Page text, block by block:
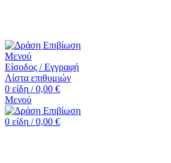
Μενού
Είσοδος / Εγγραφή
Λίστα επιθυμιών
0 είδη / 0,00 €
Μενού
0 είδη / 0,00 €